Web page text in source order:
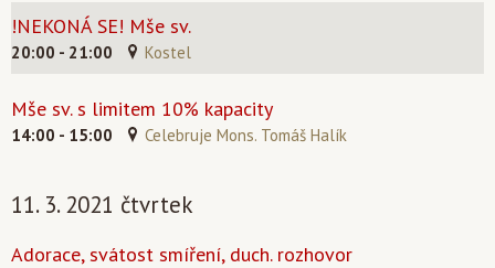
!NEKONÁ SE! Mše sv.
20:00 - 21:00 Kostel
Mše sv. s limitem 10% kapacity
14:00 - 15:00 Celebruje Mons. Tomáš Halík
11. 3. 2021 čtvrtek
Adorace, svátost smíření, duch. rozhovor